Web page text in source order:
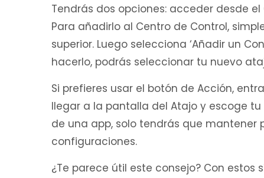
Tendrás dos opciones: acceder desde
Para añadirlo al Centro de Control,
superior. Luego selecciona ‘Añadir un
hacerlo, podrás seleccionar tu nuevo
Si prefieres usar el botón de Acción,
llegar a la pantalla del Atajo y escoge
de una app, solo tendrás que
configuraciones.
¿Te parece útil este consejo? Con